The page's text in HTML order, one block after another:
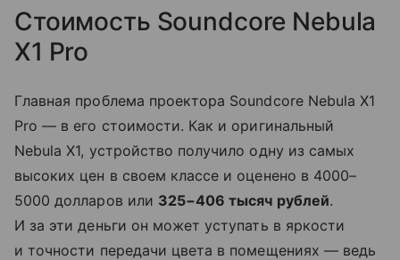
Стоимость Soundcore Nebula
X1 Pro
Главная проблема проектора Soundcore Nebula X1
Pro — в его стоимости. Как и оригинальный
Nebula X1, устройство получило одну из самых
высоких цен в своем классе и оценено в 4000–
5000 долларов или 325−406 тысяч рублей.
И за эти деньги он может уступать в яркости
и точности передачи цвета в помещениях — ведь